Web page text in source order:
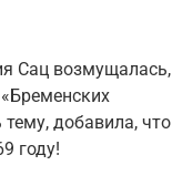
Сац возмущалась,
добавила, что
году!